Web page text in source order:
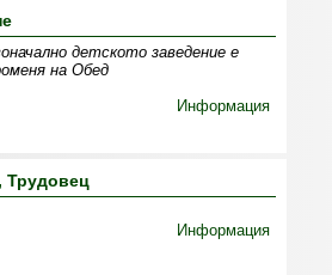
детското заведение е
на Обед
Информация
Трудовец
Информация